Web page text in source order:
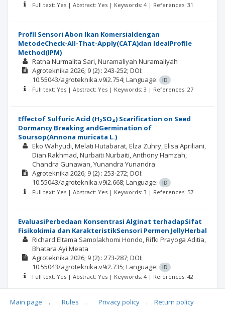
Full text: Yes | Abstract: Yes | Keywords: 4 | References: 31
Profil Sensori Abon Ikan Komersialdengan
MetodeCheck-All-That-Apply(CATA)dan IdealProfile
Method(IPM)
Ratna Nurmalita Sari Nuramaliyah Nuramaliyah
Agroteknika 2026; 9 (2) : 243-252; DOI:
10.55043/agroteknika.v9i2.754; Language:
ID
Full text: Yes | Abstract: Yes | Keywords: 3 | References: 27
Effectof Sulfuric Acid (H₂SO₄) Scarification on Seed
Dormancy Breaking andGermination of
Soursop(Annona muricata L.)
Eko Wahyudi Melati Hutabarat Elza Zuhry Elisa Apriliani
Dian Rakhmad Nurbaiti Nurbaiti Anthony Hamzah
Chandra Gunawan Yunandra Yunandra
Agroteknika 2026; 9 (2) : 253-272; DOI:
10.55043/agroteknika.v9i2.668; Language:
ID
Full text: Yes | Abstract: Yes | Keywords: 3 | References: 57
EvaluasiPerbedaan Konsentrasi Alginat terhadapSifat
Fisikokimia dan KarakteristikSensori Permen JellyHerbal
Richard Eltama Samolakhomi Hondo Rifki Prayoga Aditia
Bhatara Ayi Meata
Agroteknika 2026; 9 (2) : 273-287; DOI:
10.55043/agroteknika.v9i2.735; Language:
ID
Full text: Yes | Abstract: Yes | Keywords: 4 | References: 42
Main page . Rules . Privacy policy . Return policy